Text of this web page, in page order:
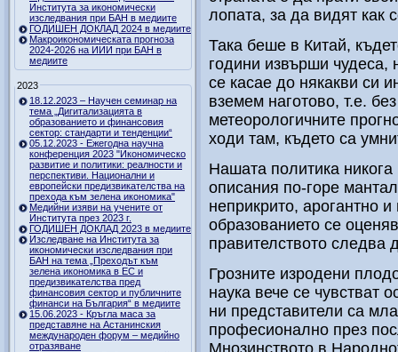
Института за икономически
изследвания при БАН в медиите
ГОДИШЕН ДОКЛАД 2024 в медиите
Макроикономическата прогноза
2024-2026 на ИИИ при БАН в
медиите
2023
18.12.2023 – Научен семинар на
тема „Дигитализацията в
образованието и финансовия
сектор: стандарти и тенденции“
05.12.2023 - Ежегодна научна
конференция 2023 "Икономическо
развитие и политики: реалности и
перспективи. Национални и
европейски предизвикателства на
прехода към зелена икономика"
Медийни изяви на учените от
Института през 2023 г.
ГОДИШЕН ДОКЛАД 2023 в медиите
Изследване на Института за
икономически изследвания при
БАН на тема „Преходът към
зелена икономика в ЕС и
предизвикателства пред
финансовия сектор и публичните
финанси на България“ в медиите
15.06.2023 - Кръгла маса за
представяне на Астанинския
международен форум – медийно
отразяване
лопата, за да видят как
Така беше в Китай,
години извърши чудеса,
се касае до някакви си
вземем наготово, т.е.
метеорологичните
ходи там, където са
Нашата политика
описания по-горе
неприкрито, арогантно
образованието се
правителството следва
Грозните изродени
наука вече се чувстват
ни представители са
професионално през
Мнозинството в